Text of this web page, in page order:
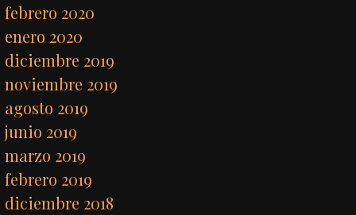
febrero 2020
enero 2020
diciembre 2019
noviembre 2019
agosto 2019
junio 2019
marzo 2019
febrero 2019
diciembre 2018